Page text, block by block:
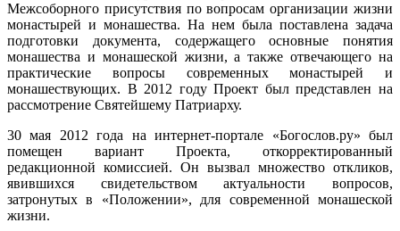
Межсоборного присутствия по вопросам организации жизни
монастырей и монашества. На нем была поставлена задача
подготовки документа, содержащего основные понятия
монашества и монашеской жизни, а также отвечающего на
практические вопросы современных монастырей и
монашествующих. В 2012 году Проект был представлен на
рассмотрение Святейшему Патриарху.
30 мая 2012 года на интернет-портале «Богослов.ру» был
помещен вариант Проекта, откорректированный
редакционной комиссией. Он вызвал множество откликов,
явившихся свидетельством актуальности вопросов,
затронутых в «Положении», для современной монашеской
жизни.